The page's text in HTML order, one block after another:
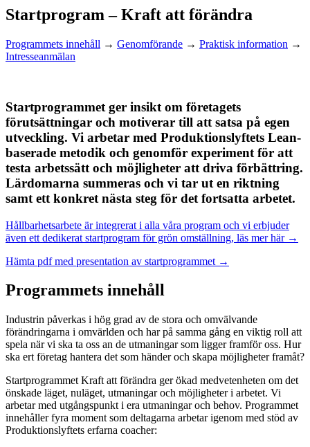
Startprogram – Kraft att förändra
Programmets innehåll → Genomförande → Praktisk information →
Intresseanmälan
Startprogrammet ger insikt om företagets
förutsättningar och motiverar till att satsa på egen
utveckling. Vi arbetar med Produktionslyftets Lean-
baserade metodik och genomför experiment för att
testa arbetssätt och möjligheter att driva förbättring.
Lärdomarna summeras och vi tar ut en riktning
samt ett konkret nästa steg för det fortsatta arbetet.
Hållbarhetsarbete är integrerat i alla våra program och vi erbjuder
även ett dedikerat startprogram för grön omställning, läs mer här →
Hämta pdf med presentation av startprogrammet →
Programmets innehåll
Industrin påverkas i hög grad av de stora och omvälvande
förändringarna i omvärlden och har på samma gång en viktig roll att
spela när vi ska ta oss an de utmaningar som ligger framför oss. Hur
ska ert företag hantera det som händer och skapa möjligheter framåt?
Startprogrammet Kraft att förändra ger ökad medvetenheten om det
önskade läget, nuläget, utmaningar och möjligheter i arbetet. Vi
arbetar med utgångspunkt i era utmaningar och behov. Programmet
innehåller fyra moment som deltagarna arbetar igenom med stöd av
Produktionslyftets erfarna coacher: